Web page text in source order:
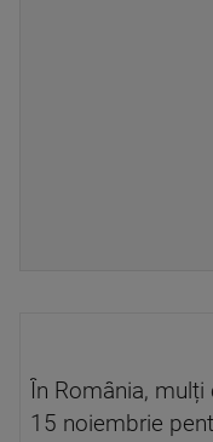
În România,
15 noiembrie